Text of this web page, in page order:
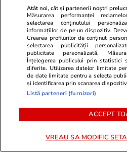
ce a avut nevoie de o
ultima zi de vacanță în
„Am rămas fără cuvinte”
Lifestyle
Aquaride 2026: când o poți
vedea cel mai bine
Atât noi, cât și partenerii noștri
Măsurarea performanței
selectarea conținutului
informațiilor de pe un dispozitiv.
Crearea profilurilor de conținut
selectarea publicității
publicitate personalizată.
Înțelegerea publicului prin statistici
diferite. Utilizarea datelor limitate
de date limitate pentru a selecta
și identificarea prin scanarea
Listă parteneri (furnizori)
ACCEPT
VREAU SA MODIFIC